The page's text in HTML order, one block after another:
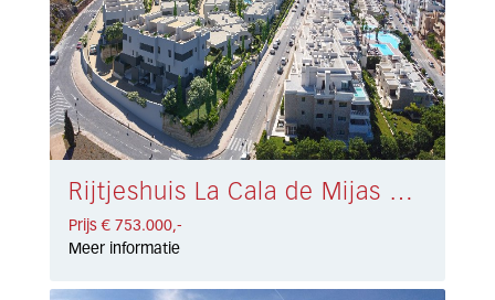
Rijtjeshuis La Cala de Mijas € 753.000,-
Prijs € 753.000,-
Meer informatie